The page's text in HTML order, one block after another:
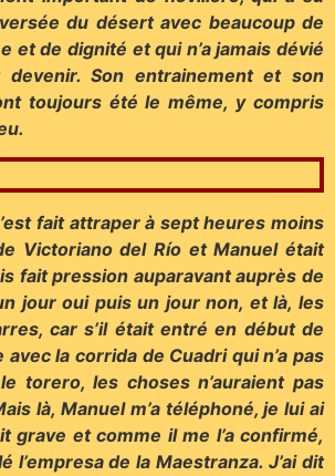
du désert avec beaucoup de
et de dignité et qui n’a jamais dévié
devenir. Son entrainement et son
toujours été le même, y compris
fait attraper à sept heures moins
Victoriano del Río et Manuel était
fait pression auparavant auprès de
jour oui puis un jour non, et là, les
car s’il était entré en début de
la corrida de Cuadri qui n’a pas
torero, les choses n’auraient pas
là, Manuel m’a téléphoné, je lui ai
grave et comme il me l’a confirmé,
l’empresa de la Maestranza. J’ai dit